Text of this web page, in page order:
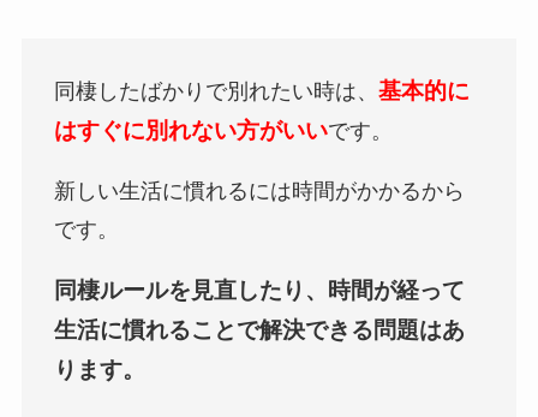
同棲したばかりで別れたい時は、 基本的に
はすぐに別れない方がいいです。
新しい生活に慣れるには時間がかかるから
です。
同棲ルールを見直したり、時間が経って
生活に慣れることで解決できる問題はあ
ります。